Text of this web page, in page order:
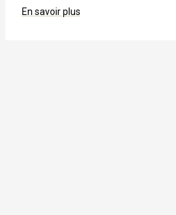
En savoir plus